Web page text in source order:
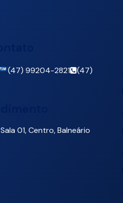
(47) 99204-2821
(47)
Sala 01,Centro,Balneário